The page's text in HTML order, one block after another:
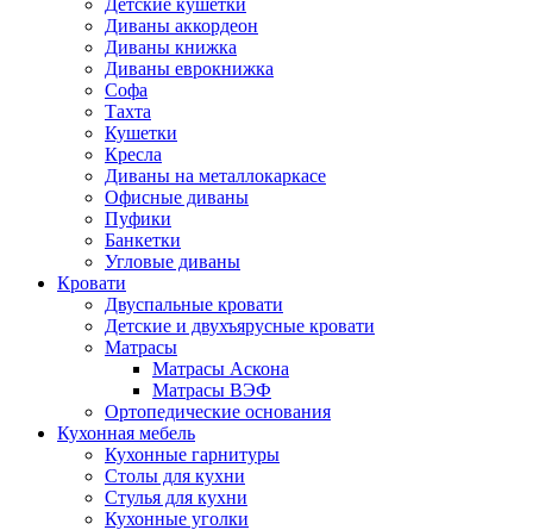
Детские кушетки
Диваны аккордеон
Диваны книжка
Диваны еврокнижка
Софа
Тахта
Кушетки
Кресла
Диваны на металлокаркасе
Офисные диваны
Пуфики
Банкетки
Угловые диваны
Кровати
Двуспальные кровати
Детские и двухъярусные кровати
Матрасы
Матрасы Аскона
Матрасы ВЭФ
Ортопедические основания
Кухонная мебель
Кухонные гарнитуры
Столы для кухни
Стулья для кухни
Кухонные уголки